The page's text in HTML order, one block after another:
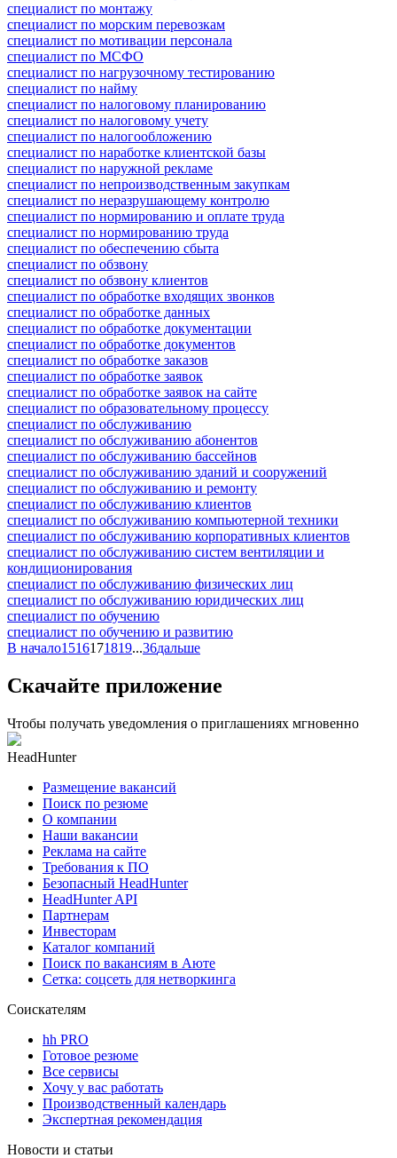
специалист по монтажу
специалист по морским перевозкам
специалист по мотивации персонала
специалист по МСФО
специалист по нагрузочному тестированию
специалист по найму
специалист по налоговому планированию
специалист по налоговому учету
специалист по налогообложению
специалист по наработке клиентской базы
специалист по наружной рекламе
специалист по непроизводственным закупкам
специалист по неразрушающему контролю
специалист по нормированию и оплате труда
специалист по нормированию труда
специалист по обеспечению сбыта
специалист по обзвону
специалист по обзвону клиентов
специалист по обработке входящих звонков
специалист по обработке данных
специалист по обработке документации
специалист по обработке документов
специалист по обработке заказов
специалист по обработке заявок
специалист по обработке заявок на сайте
специалист по образовательному процессу
специалист по обслуживанию
специалист по обслуживанию абонентов
специалист по обслуживанию бассейнов
специалист по обслуживанию зданий и сооружений
специалист по обслуживанию и ремонту
специалист по обслуживанию клиентов
специалист по обслуживанию компьютерной техники
специалист по обслуживанию корпоративных клиентов
специалист по обслуживанию систем вентиляции и
кондиционирования
специалист по обслуживанию физических лиц
специалист по обслуживанию юридических лиц
специалист по обучению
специалист по обучению и развитию
В начало1516171819...36дальше
Скачайте приложение
Чтобы получать уведомления о приглашениях мгновенно
HeadHunter
Размещение вакансий
Поиск по резюме
О компании
Наши вакансии
Реклама на сайте
Требования к ПО
Безопасный HeadHunter
HeadHunter API
Партнерам
Инвесторам
Каталог компаний
Поиск по вакансиям в Аюте
Сетка: соцсеть для нетворкинга
Соискателям
hh PRO
Готовое резюме
Все сервисы
Хочу у вас работать
Производственный календарь
Экспертная рекомендация
Новости и статьи